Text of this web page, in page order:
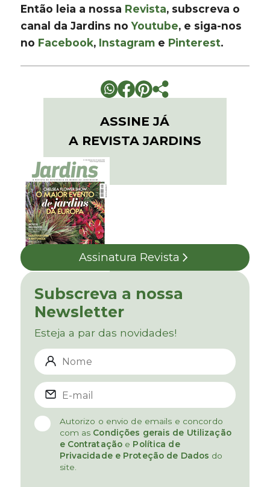
Então leia a nossa Revista, subscreva o
canal da Jardins noYoutube, e siga-nos
no Facebook, Instagram e Pinterest.
ASSINE JÁ
A REVISTA JARDINS
Assinatura Revista
Subscreva a nossa
Newsletter
Esteja a par das novidades!
Autorizo o envio de emails e concordo
com as Condições gerais de Utilização
e Contratação e Política de
Privacidade e Proteção de Dados do
site.